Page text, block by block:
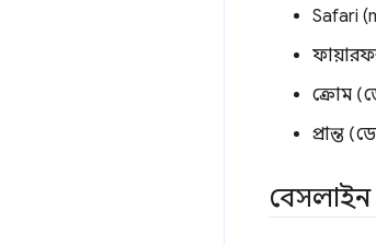
Safari
ক্রোম
প্রান্ত